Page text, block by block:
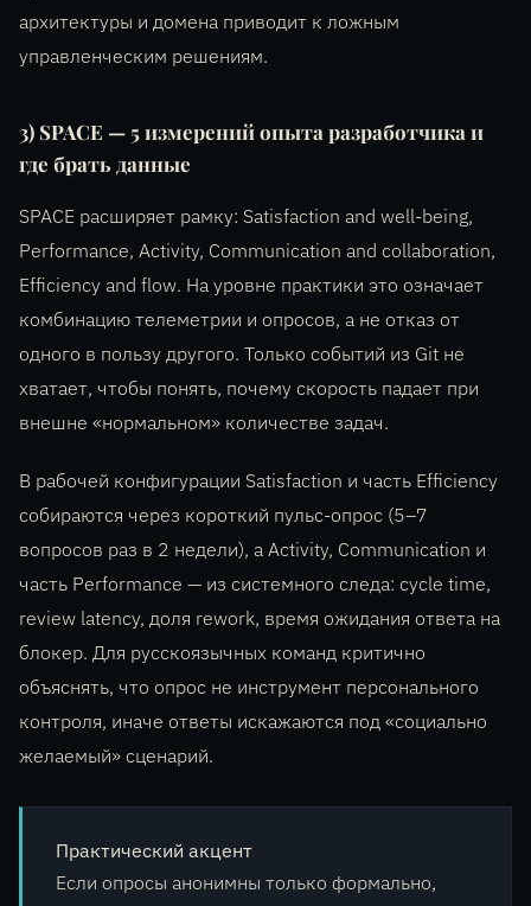
архитектуры и домена приводит к ложным
управленческим решениям.
3) SPACE — 5 измерений опыта разработчика и
где брать данные
SPACE расширяет рамку: Satisfaction and well-being,
Performance, Activity, Communication and collaboration,
Efficiency and flow. На уровне практики это означает
комбинацию телеметрии и опросов, а не отказ от
одного в пользу другого. Только событий из Git не
хватает, чтобы понять, почему скорость падает при
внешне «нормальном» количестве задач.
В рабочей конфигурации Satisfaction и часть Efficiency
собираются через короткий пульс-опрос (5–7
вопросов раз в 2 недели), а Activity, Communication и
часть Performance — из системного следа: cycle time,
review latency, доля rework, время ожидания ответа на
блокер. Для русскоязычных команд критично
объяснять, что опрос не инструмент персонального
контроля, иначе ответы искажаются под «социально
желаемый» сценарий.
Практический акцент
Если опросы анонимны только формально,